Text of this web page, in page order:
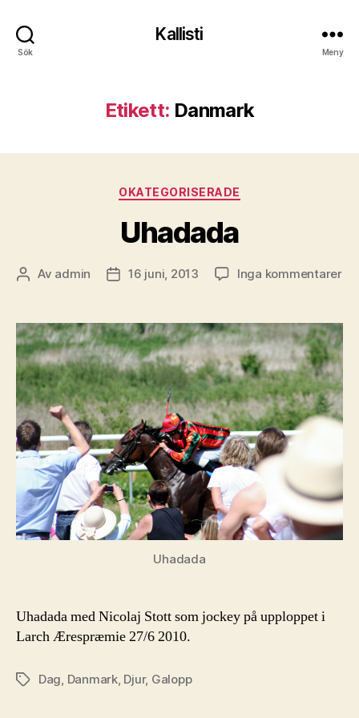
Sök
Kallisti
Meny
Etikett: Danmark
Kategorier
OKATEGORISERADE
Uhadada
Inläggsförfattare
Av admin Inläggsdatum
16 juni, 2013 Inga kommentarertill
Uhadada
Uhadada med Nicolaj Stott som jockey på upploppet i
Larch Ærespræmie 27/6 2010.
Etiketter
Dag, Danmark, Djur, Galopp